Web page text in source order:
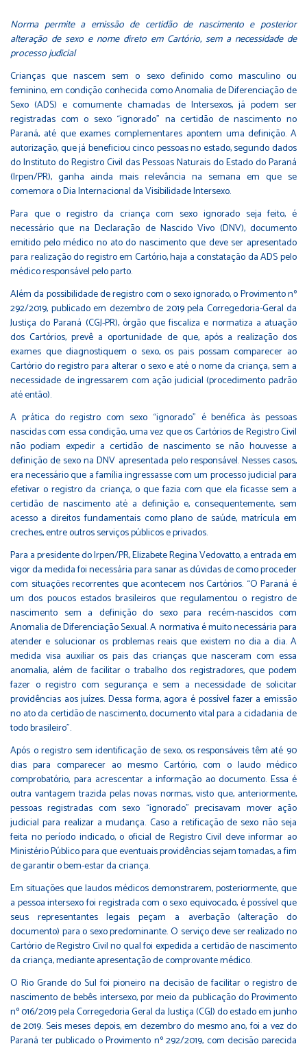
Norma permite a emissão de certidão de nascimento e posterior
alteração de sexo e nome direto em Cartório, sem a necessidade de
processo judicial
Crianças que nascem sem o sexo definido como masculino ou
feminino, em condição conhecida como Anomalia de Diferenciação de
Sexo (ADS) e comumente chamadas de Intersexos, já podem ser
registradas com o sexo “ignorado” na certidão de nascimento no
Paraná, até que exames complementares apontem uma definição. A
autorização, que já beneficiou cinco pessoas no estado, segundo dados
do Instituto do Registro Civil das Pessoas Naturais do Estado do Paraná
(Irpen/PR), ganha ainda mais relevância na semana em que se
comemora o Dia Internacional da Visibilidade Intersexo.
Para que o registro da criança com sexo ignorado seja feito, é
necessário que na Declaração de Nascido Vivo (DNV), documento
emitido pelo médico no ato do nascimento que deve ser apresentado
para realização do registro em Cartório, haja a constatação da ADS pelo
médico responsável pelo parto.
Além da possibilidade de registro com o sexo ignorado, o Provimento nº
292/2019, publicado em dezembro de 2019 pela Corregedoria-Geral da
Justiça do Paraná (CGJ-PR), órgão que fiscaliza e normatiza a atuação
dos Cartórios, prevê a oportunidade de que, após a realização dos
exames que diagnostiquem o sexo, os pais possam comparecer ao
Cartório do registro para alterar o sexo e até o nome da criança, sem a
necessidade de ingressarem com ação judicial (procedimento padrão
até então).
A prática do registro com sexo “ignorado” é benéfica às pessoas
nascidas com essa condição, uma vez que os Cartórios de Registro Civil
não podiam expedir a certidão de nascimento se não houvesse a
definição de sexo na DNV apresentada pelo responsável. Nesses casos,
era necessário que a família ingressasse com um processo judicial para
efetivar o registro da criança, o que fazia com que ela ficasse sem a
certidão de nascimento até a definição e, consequentemente, sem
acesso a direitos fundamentais como plano de saúde, matrícula em
creches, entre outros serviços públicos e privados.
Para a presidente do Irpen/PR, Elizabete Regina Vedovatto, a entrada em
vigor da medida foi necessária para sanar as dúvidas de como proceder
com situações recorrentes que acontecem nos Cartórios. “O Paraná é
um dos poucos estados brasileiros que regulamentou o registro de
nascimento sem a definição do sexo para recém-nascidos com
Anomalia de Diferenciação Sexual. A normativa é muito necessária para
atender e solucionar os problemas reais que existem no dia a dia. A
medida visa auxiliar os pais das crianças que nasceram com essa
anomalia, além de facilitar o trabalho dos registradores, que podem
fazer o registro com segurança e sem a necessidade de solicitar
providências aos juízes. Dessa forma, agora é possível fazer a emissão
no ato da certidão de nascimento, documento vital para a cidadania de
todo brasileiro”.
Após o registro sem identificação de sexo, os responsáveis têm até 90
dias para comparecer ao mesmo Cartório, com o laudo médico
comprobatório, para acrescentar a informação ao documento. Essa é
outra vantagem trazida pelas novas normas, visto que, anteriormente,
pessoas registradas com sexo “ignorado” precisavam mover ação
judicial para realizar a mudança. Caso a retificação de sexo não seja
feita no período indicado, o oficial de Registro Civil deve informar ao
Ministério Público para que eventuais providências sejam tomadas, a fim
de garantir o bem-estar da criança.
Em situações que laudos médicos demonstrarem, posteriormente, que
a pessoa intersexo foi registrada com o sexo equivocado, é possível que
seus representantes legais peçam a averbação (alteração do
documento) para o sexo predominante. O serviço deve ser realizado no
Cartório de Registro Civil no qual foi expedida a certidão de nascimento
da criança, mediante apresentação de comprovante médico.
O Rio Grande do Sul foi pioneiro na decisão de facilitar o registro de
nascimento de bebês intersexo, por meio da publicação do Provimento
nº 016/2019 pela Corregedoria Geral da Justiça (CGJ) do estado em junho
de 2019. Seis meses depois, em dezembro do mesmo ano, foi a vez do
Paraná ter publicado o Provimento nº 292/2019, com decisão parecida